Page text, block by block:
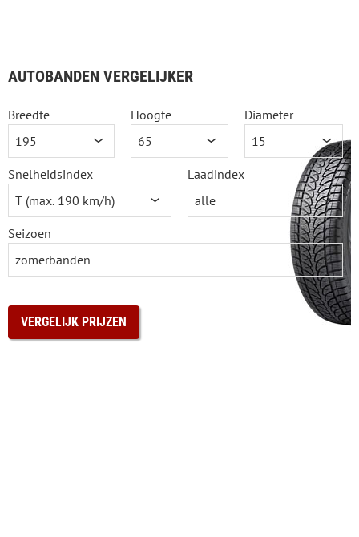
AUTOBANDEN VERGELIJKER
Breedte Hoogte Diameter
Snelheidsindex Laadindex
Seizoen